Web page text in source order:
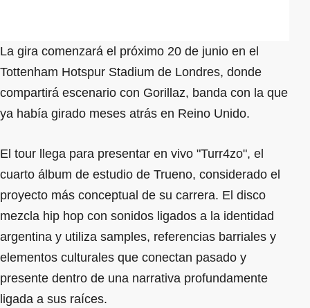
La gira comenzará el próximo 20 de junio en el
Tottenham Hotspur Stadium de Londres, donde
compartirá escenario con Gorillaz, banda con la que
ya había girado meses atrás en Reino Unido.
El tour llega para presentar en vivo "Turr4zo", el
cuarto álbum de estudio de Trueno, considerado el
proyecto más conceptual de su carrera. El disco
mezcla hip hop con sonidos ligados a la identidad
argentina y utiliza samples, referencias barriales y
elementos culturales que conectan pasado y
presente dentro de una narrativa profundamente
ligada a sus raíces.